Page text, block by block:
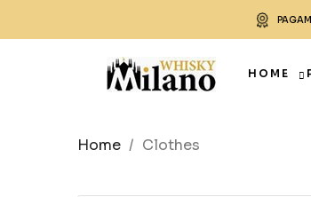
HOME
Home Clothes